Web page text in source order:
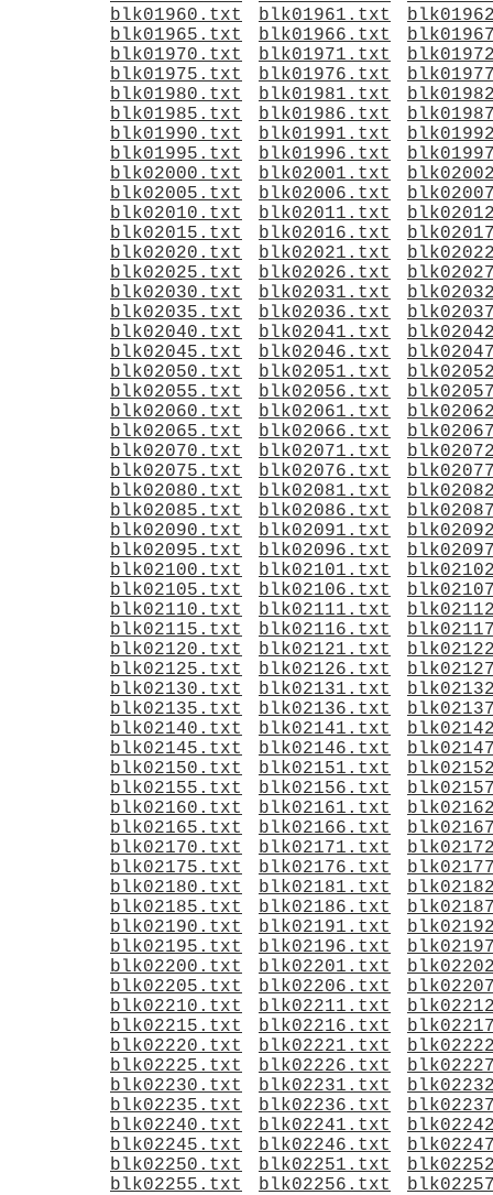
blk01960.txt
blk01961.txt
blk01965.txt
blk01966.txt
blk01970.txt
blk01971.txt
blk01975.txt
blk01976.txt
blk01980.txt
blk01981.txt
blk01985.txt
blk01986.txt
blk01990.txt
blk01991.txt
blk01995.txt
blk01996.txt
blk02000.txt
blk02001.txt
blk02005.txt
blk02006.txt
blk02010.txt
blk02011.txt
blk02015.txt
blk02016.txt
blk02020.txt
blk02021.txt
blk02025.txt
blk02026.txt
blk02030.txt
blk02031.txt
blk02035.txt
blk02036.txt
blk02040.txt
blk02041.txt
blk02045.txt
blk02046.txt
blk02050.txt
blk02051.txt
blk02055.txt
blk02056.txt
blk02060.txt
blk02061.txt
blk02065.txt
blk02066.txt
blk02070.txt
blk02071.txt
blk02075.txt
blk02076.txt
blk02080.txt
blk02081.txt
blk02085.txt
blk02086.txt
blk02090.txt
blk02091.txt
blk02095.txt
blk02096.txt
blk02100.txt
blk02101.txt
blk02105.txt
blk02106.txt
blk02110.txt
blk02111.txt
blk02115.txt
blk02116.txt
blk02120.txt
blk02121.txt
blk02125.txt
blk02126.txt
blk02130.txt
blk02131.txt
blk02135.txt
blk02136.txt
blk02140.txt
blk02141.txt
blk02145.txt
blk02146.txt
blk02150.txt
blk02151.txt
blk02155.txt
blk02156.txt
blk02160.txt
blk02161.txt
blk02165.txt
blk02166.txt
blk02170.txt
blk02171.txt
blk02175.txt
blk02176.txt
blk02180.txt
blk02181.txt
blk02185.txt
blk02186.txt
blk02190.txt
blk02191.txt
blk02195.txt
blk02196.txt
blk02200.txt
blk02201.txt
blk02205.txt
blk02206.txt
blk02210.txt
blk02211.txt
blk02215.txt
blk02216.txt
blk02220.txt
blk02221.txt
blk02225.txt
blk02226.txt
blk02230.txt
blk02231.txt
blk02235.txt
blk02236.txt
blk02240.txt
blk02241.txt
blk02245.txt
blk02246.txt
blk02250.txt
blk02251.txt
blk02255.txt
blk02256.txt